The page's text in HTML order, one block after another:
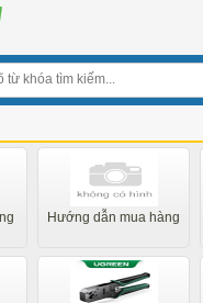
Hướng dẫn mua hàng